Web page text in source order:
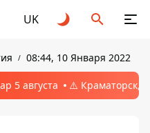
UK
08:44, 10 Января 2022
5 августа ⚠️ Краматорск,